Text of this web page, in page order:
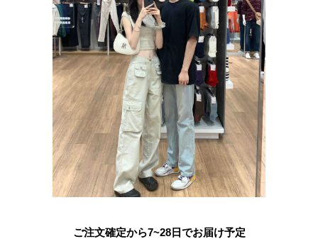
ご注文確定から7~28日でお届け予定